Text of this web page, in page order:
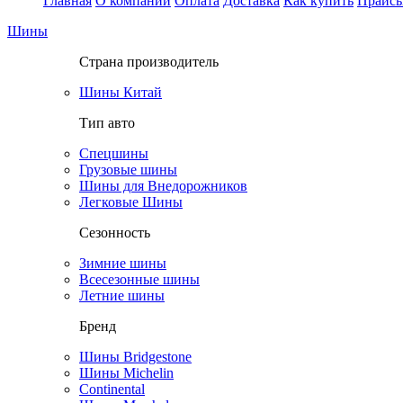
Шины
Страна производитель
Шины Китай
Тип авто
Спецшины
Грузовые шины
Шины для Внедорожников
Легковые Шины
Сезонность
Зимние шины
Всесезонные шины
Летние шины
Бренд
Шины Bridgestone
Шины Michelin
Continental